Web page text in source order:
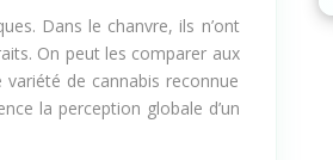
Dans le chanvre, ils n’ont
On peut les comparer aux
de cannabis reconnue
la perception globale d’un